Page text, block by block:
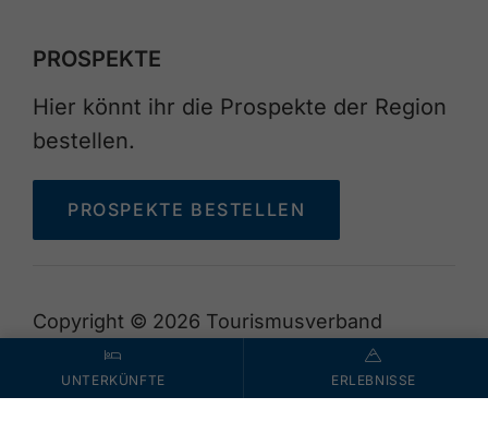
UNTERKÜNFTE ERLEBNISSE
PROSPEKTE
Hier könnt ihr die Prospekte der Region
bestellen.
PROSPEKTE BESTELLEN
Copyright © 2026 Tourismusverband
Achensee